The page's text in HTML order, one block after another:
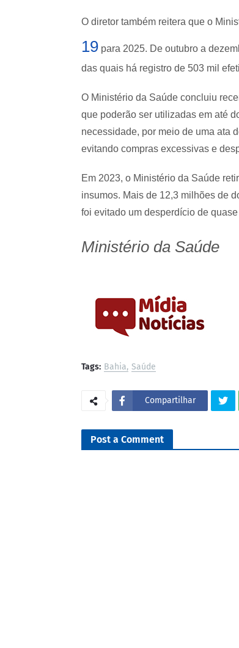
O diretor também reitera que o
19 para 2025. De outubro a
das quais há registro de 503 mil
O Ministério da Saúde concluiu
que poderão ser utilizadas em até
necessidade, por meio de uma ata
evitando compras excessivas e
Em 2023, o Ministério da Saúde
insumos. Mais de 12,3 milhões de
foi evitado um desperdício de
Ministério da Saúde
Tags: Bahia Saúde
Compartilhar
Post a Comment